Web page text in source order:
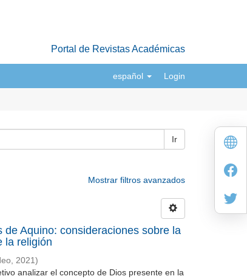
Portal de Revistas Académicas
español Login
Ir
Mostrar filtros avanzados
de Aquino: consideraciones sobre la
la religión
, 2021)
analizar el concepto de Dios presente en la